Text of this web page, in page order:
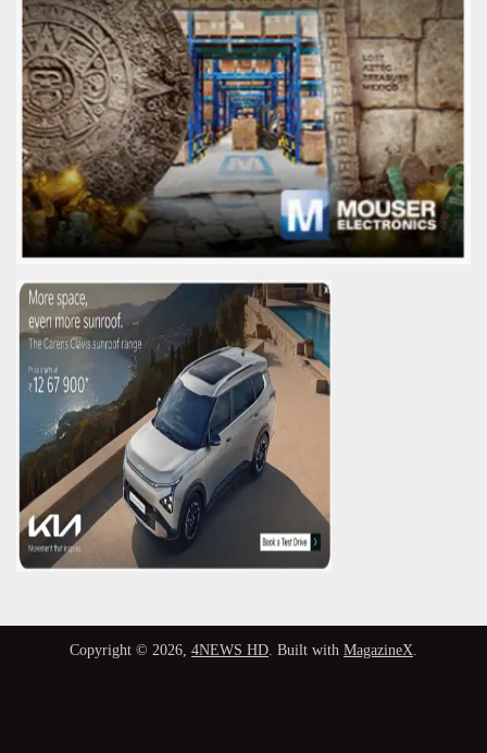
Copyright © 2026, 4NEWS HD. Built with MagazineX.